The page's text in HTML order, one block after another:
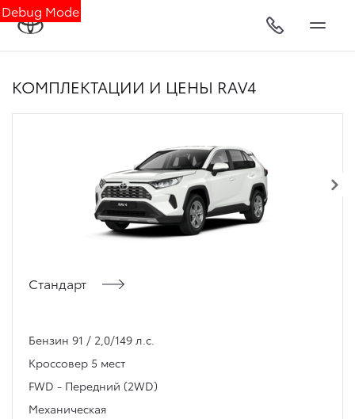
Debug Mode
КОМПЛЕКТАЦИИ И ЦЕНЫ RAV4
Стандарт
Бензин 91 / 2,0/149 л.с.
Кроссовер 5 мест
FWD - Передний (2WD)
Механическая